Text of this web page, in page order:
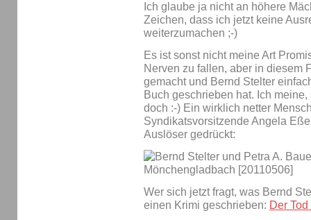
Ich glaube ja nicht an höhere
Zeichen, dass ich jetzt keine
weiterzumachen ;-)
Es ist sonst nicht meine Art
Nerven zu fallen, aber in diesem
gemacht und Bernd Stelter
Buch geschrieben hat. Ich
doch :-) Ein wirklich netter
Syndikatsvorsitzende Angela
Auslöser gedrückt:
Wer sich jetzt fragt, was Bernd
einen Krimi geschrieben: Der